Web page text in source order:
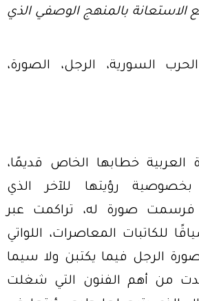
الاستعانة بالمنهج الوصفي الذي
السورية، الرجل، الصورة،
العربية خطابها الخاص قديمًا،
رؤيتها للآخر الذي
فرسمت صورة له، تراكمت عبر
للكاتبات المعاصرات، اللواتي
الرجل فيما يكتبن ولا سيما
غدت من أهم الفنون التي شغلت